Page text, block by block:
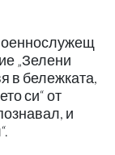
„Зелени
в бележката,
си“ от
и